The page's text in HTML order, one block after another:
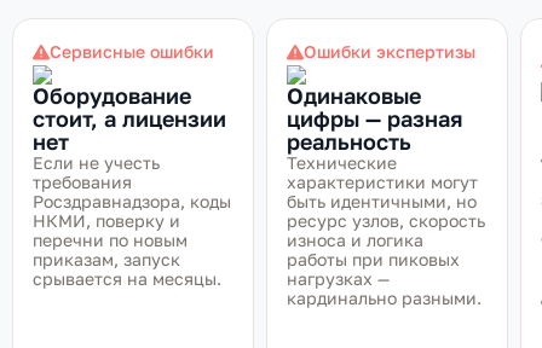
Сервисные ошибки
Оборудование
стоит, а лицензии
нет
Если не учесть
требования
Росздравнадзора, коды
НКМИ, поверку и
перечни по новым
приказам, запуск
срывается на месяцы.
Ошибки экспертизы
Одинаковые
цифры — разная
реальность
Технические
характеристики могут
быть идентичными, но
ресурс узлов, скорость
износа и логика
работы при пиковых
нагрузках —
кардинально разными.